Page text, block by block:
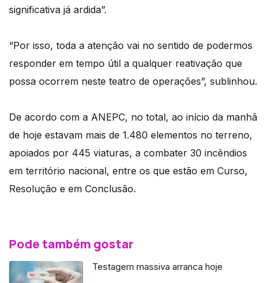
significativa já ardida”.
“Por isso, toda a atenção vai no sentido de podermos
responder em tempo útil a qualquer reativação que
possa ocorrem neste teatro de operações”, sublinhou.
De acordo com a ANEPC, no total, ao início da manhã
de hoje estavam mais de 1.480 elementos no terreno,
apoiados por 445 viaturas, a combater 30 incêndios
em território nacional, entre os que estão em Curso,
Resolução e em Conclusão.
Pode também gostar
Testagem massiva arranca hoje